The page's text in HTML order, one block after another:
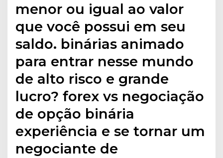
menor ou igual ao valor
que você possui em seu
saldo. binárias animado
para entrar nesse mundo
de alto risco e grande
lucro? forex vs negociação
de opção binária
experiência e se tornar um
negociante de